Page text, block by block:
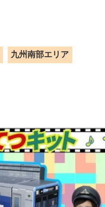
九州南部エリア